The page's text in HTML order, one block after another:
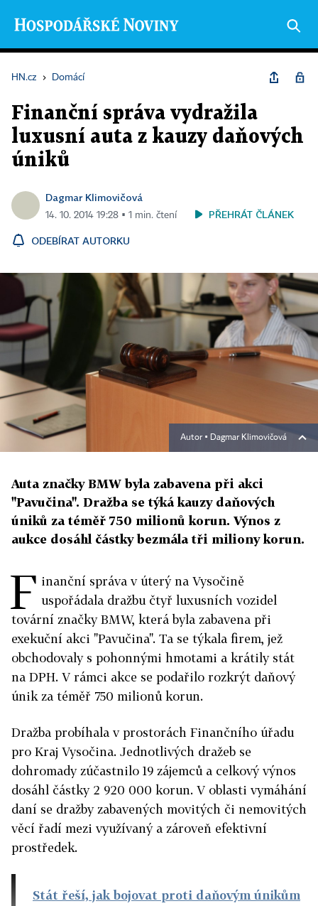
HN.cz › Domácí
Finanční správa vydražila
luxusní auta z kauzy daňových
úniků
Dagmar Klimovičová
14. 10. 2014 19:28 ▪ 1 min. čtení PŘEHRÁT ČLÁNEK
ODEBÍRAT AUTORKU
Autor ▪ Dagmar Klimovičová
Auta značky BMW byla zabavena při akci
"Pavučina". Dražba se týká kauzy daňových
úniků za téměř 750 milionů korun. Výnos z
aukce dosáhl částky bezmála tři miliony korun.
F inanční správa v úterý na Vysočině
uspořádala dražbu čtyř luxusních vozidel
tovární značky BMW, která byla zabavena při
exekuční akci "Pavučina". Ta se týkala firem, jež
obchodovaly s pohonnými hmotami a krátily stát
na DPH. V rámci akce se podařilo rozkrýt daňový
únik za téměř 750 milionů korun.
Dražba probíhala v prostorách Finančního úřadu
pro Kraj Vysočina. Jednotlivých dražeb se
dohromady zúčastnilo 19 zájemců a celkový výnos
dosáhl částky 2 920 000 korun. V oblasti vymáhání
daní se dražby zabavených movitých či nemovitých
věcí řadí mezi využívaný a zároveň efektivní
prostředek.
Stát řeší, jak bojovat proti daňovým únikům